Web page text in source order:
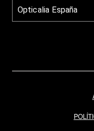
Opticalia España